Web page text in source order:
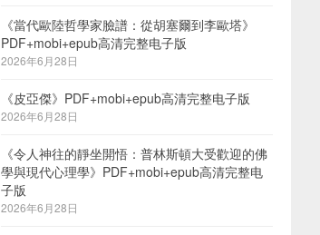
《當代歐陸哲學家臉譜：從胡塞爾到李歐塔》
PDF+mobi+epub高清完整电子版
2026年6月28日
《皮亞傑》PDF+mobi+epub高清完整电子版
2026年6月28日
《令人神往的靜坐開悟：普林斯頓大受歡迎的佛
學與現代心理學》PDF+mobi+epub高清完整电
子版
2026年6月28日